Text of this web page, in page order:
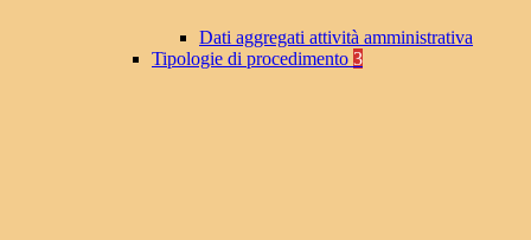
Dati aggregati attività amministrativa
Tipologie di procedimento 3